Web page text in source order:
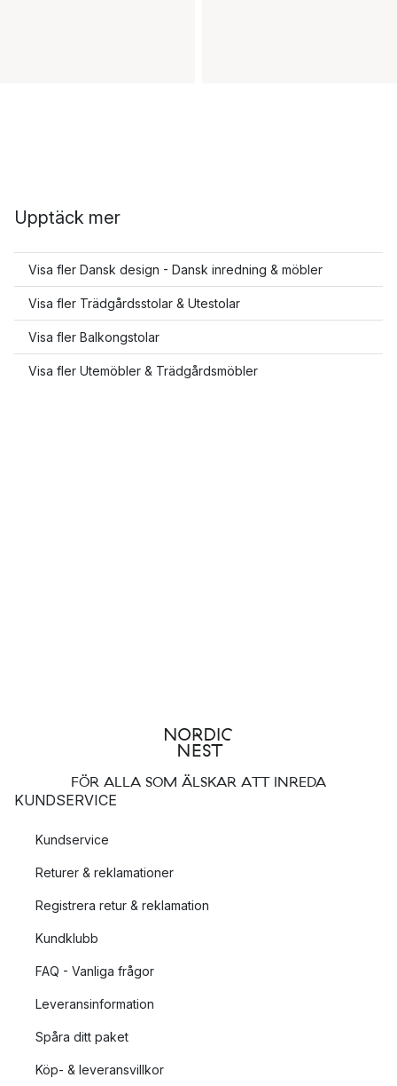
Upptäck mer
Visa fler Dansk design - Dansk inredning & möbler
Visa fler Trädgårdsstolar & Utestolar
Visa fler Balkongstolar
Visa fler Utemöbler & Trädgårdsmöbler
FÖR ALLA SOM ÄLSKAR ATT INREDA
KUNDSERVICE
Kundservice
Returer & reklamationer
Registrera retur & reklamation
Kundklubb
FAQ - Vanliga frågor
Leveransinformation
Spåra ditt paket
Köp- & leveransvillkor